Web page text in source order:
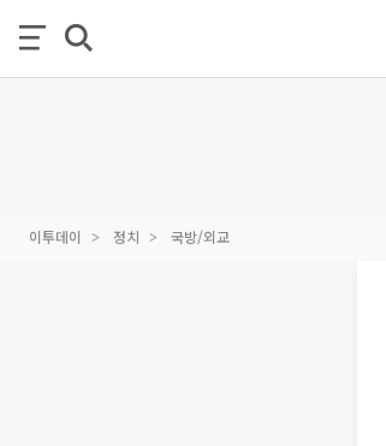
이투데이 정치 국방/외교